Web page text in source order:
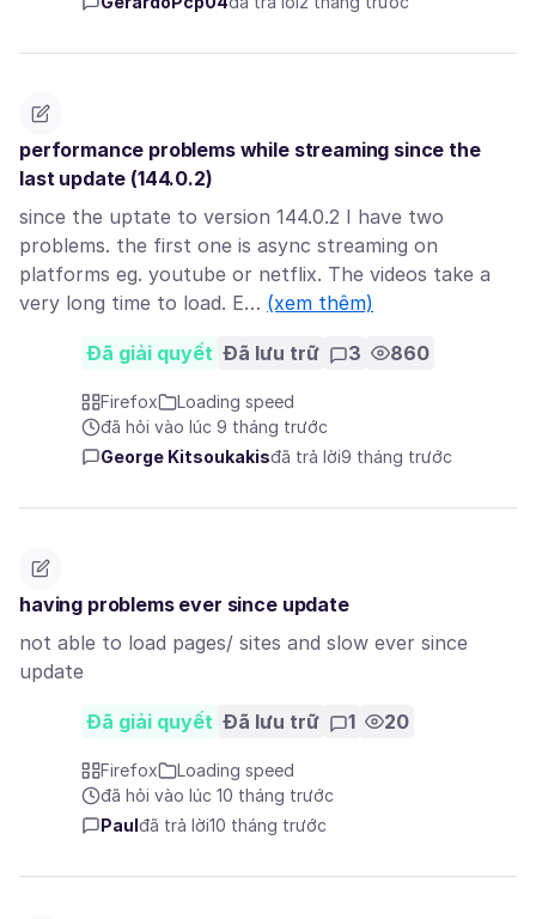
performance problems while streaming since the
last update (144.0.2)
since the uptate to version 144.0.2 I have two
problems. the first one is async streaming on
platforms eg. youtube or netflix. The videos take a
very long time to load. E… (xem thêm)
Đã giải quyết Đã lưu trữ 3 860
Firefox
Loading speed
đã hỏi vào lúc 9 tháng trước
George Kitsoukakisđã trả lời9 tháng trước
having problems ever since update
not able to load pages/ sites and slow ever since
update
Đã giải quyết Đã lưu trữ 1 20
Firefox
Loading speed
đã hỏi vào lúc 10 tháng trước
Paul đã trả lời10 tháng trước